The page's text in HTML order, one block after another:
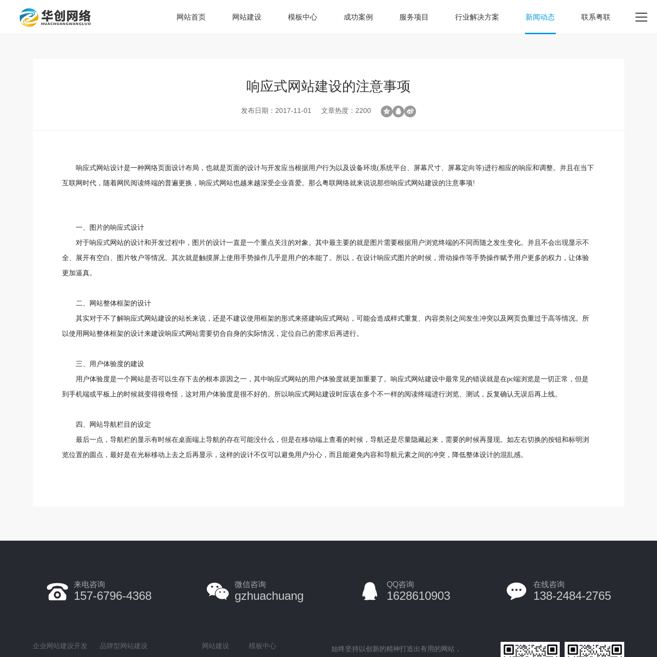
网站首页 网站建设 模板中心 成功案例 服务项目 行业解决方案 新闻动态 联系粤联
响应式网站建设的注意事项
发布日期：2017-11-01 文章热度：2200
响应式网站设计是一种网络页面设计布局，也就是页面的设计与开发应当根据用户行为以及设备环境(系统平台、屏幕尺寸、屏幕定向等)进行相应的响应和调整。并且在当下
互联网时代，随着网民阅读终端的普遍更换，响应式网站也越来越深受企业喜爱。那么粤联网络就来说说那些响应式网站建设的注意事项!
一、图片的响应式设计
对于响应式网站的设计和开发过程中，图片的设计一直是一个重点关注的对象。其中最主要的就是图片需要根据用户浏览终端的不同而随之发生变化。并且不会出现显示不
全、展开有空白、图片牧户等情况。其次就是触摸屏上使用手势操作几乎是用户的本能了。所以，在设计响应式图片的时候，滑动操作等手势操作赋予用户更多的权力，让体验
更加逼真。
二、网站整体框架的设计
其实对于不了解响应式网站建设的站长来说，还是不建议使用框架的形式来搭建响应式网站，可能会造成样式重复、内容类别之间发生冲突以及网页负重过于高等情况。所
以使用网站整体框架的设计来建设响应式网站需要切合自身的实际情况，定位自己的需求后再进行。
三、用户体验度的建设
用户体验度是一个网站是否可以生存下去的根本原因之一，其中响应式网站的用户体验度就更加重要了。响应式网站建设中最常见的错误就是在pc端浏览是一切正常，但是
到手机端或平板上的时候就变得很奇怪，这对用户体验度是很不好的。所以响应式网站建设时应该在多个不一样的阅读终端进行浏览、测试，反复确认无误后再上线。
四、网站导航栏目的设定
最后一点，导航栏的显示有时候在桌面端上导航的存在可能没什么，但是在移动端上查看的时候，导航还是尽量隐藏起来，需要的时候再显现。如左右切换的按钮和标明浏
览位置的圆点，最好是在光标移动上去之后再显示，这样的设计不仅可以避免用户分心，而且能避免内容和导航元素之间的冲突，降低整体设计的混乱感。
来电咨询
157-6796-4368
微信咨询
gzhuachuang
QQ咨询
1628610903
在线咨询
138-2484-2765
企业网站建设开发 品牌型网站建设 网站建设 模板中心 始终坚持以创新的精神打造出有用的网站，